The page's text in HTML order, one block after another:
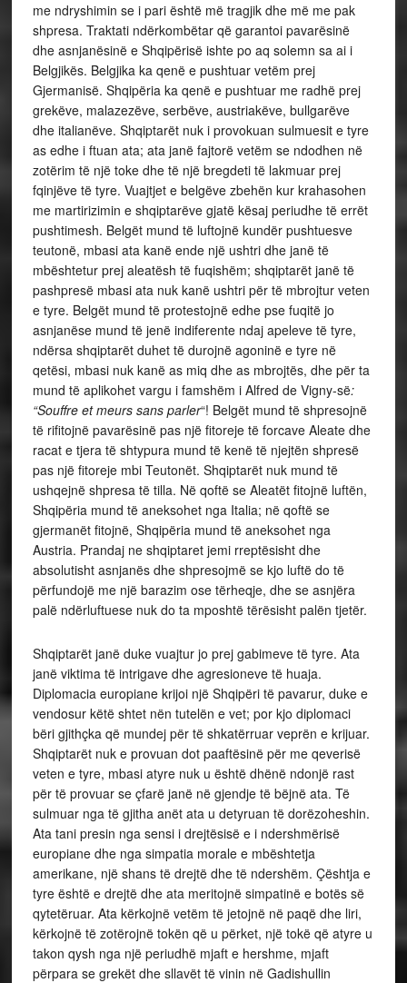
me ndryshimin se i pari është më tragjik dhe më me pak
shpresa. Traktati ndërkombëtar që garantoi pavarësinë
dhe asnjanësinë e Shqipërisë ishte po aq solemn sa ai i
Belgjikës. Belgjika ka qenë e pushtuar vetëm prej
Gjermanisë. Shqipëria ka qenë e pushtuar me radhë prej
grekëve, malazezëve, serbëve, austriakëve, bullgarëve
dhe italianëve. Shqiptarët nuk i provokuan sulmuesit e tyre
as edhe i ftuan ata; ata janë fajtorë vetëm se ndodhen në
zotërim të një toke dhe të një bregdeti të lakmuar prej
fqinjëve të tyre. Vuajtjet e belgëve zbehën kur krahasohen
me martirizimin e shqiptarëve gjatë kësaj periudhe të errët
pushtimesh. Belgët mund të luftojnë kundër pushtuesve
teutonë, mbasi ata kanë ende një ushtri dhe janë të
mbështetur prej aleatësh të fuqishëm; shqiptarët janë të
pashpresë mbasi ata nuk kanë ushtri për të mbrojtur veten
e tyre. Belgët mund të protestojnë edhe pse fuqitë jo
asnjanëse mund të jenë indiferente ndaj apeleve të tyre,
ndërsa shqiptarët duhet të durojnë agoninë e tyre në
qetësi, mbasi nuk kanë as miq dhe as mbrojtës, dhe për ta
mund të aplikohet vargu i famshëm i Alfred de Vigny-së:
“Souffre et meurs sans parler“! Belgët mund të shpresojnë
të rifitojnë pavarësinë pas një fitoreje të forcave Aleate dhe
racat e tjera të shtypura mund të kenë të njejtën shpresë
pas një fitoreje mbi Teutonët. Shqiptarët nuk mund të
ushqejnë shpresa të tilla. Në qoftë se Aleatët fitojnë luftën,
Shqipëria mund të aneksohet nga Italia; në qoftë se
gjermanët fitojnë, Shqipëria mund të aneksohet nga
Austria. Prandaj ne shqiptaret jemi rreptësisht dhe
absolutisht asnjanës dhe shpresojmë se kjo luftë do të
përfundojë me një barazim ose tërheqje, dhe se asnjëra
palë ndërluftuese nuk do ta mposhtë tërësisht palën tjetër.
Shqiptarët janë duke vuajtur jo prej gabimeve të tyre. Ata
janë viktima të intrigave dhe agresioneve të huaja.
Diplomacia europiane krijoi një Shqipëri të pavarur, duke e
vendosur këtë shtet nën tutelën e vet; por kjo diplomaci
bëri gjithçka që mundej për të shkatërruar veprën e krijuar.
Shqiptarët nuk e provuan dot paaftësinë për me qeverisë
veten e tyre, mbasi atyre nuk u është dhënë ndonjë rast
për të provuar se çfarë janë në gjendje të bëjnë ata. Të
sulmuar nga të gjitha anët ata u detyruan të dorëzoheshin.
Ata tani presin nga sensi i drejtësisë e i ndershmërisë
europiane dhe nga simpatia morale e mbështetja
amerikane, një shans të drejtë dhe të ndershëm. Çështja e
tyre është e drejtë dhe ata meritojnë simpatinë e botës së
qytetëruar. Ata kërkojnë vetëm të jetojnë në paqë dhe liri,
kërkojnë të zotërojnë tokën që u përket, një tokë që atyre u
takon qysh nga një periudhë mjaft e hershme, mjaft
përpara se grekët dhe sllavët të vinin në Gadishullin